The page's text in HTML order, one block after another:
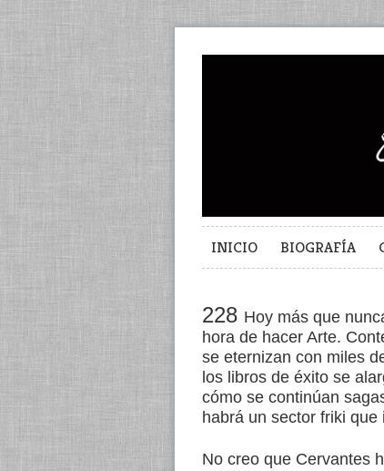
INICIO BIOGRAFÍA
228 Hoy más que
hora de hacer Arte.
se eternizan con miles
los libros de éxito se
cómo se continúan
habrá un sector friki que
No creo que Cervantes